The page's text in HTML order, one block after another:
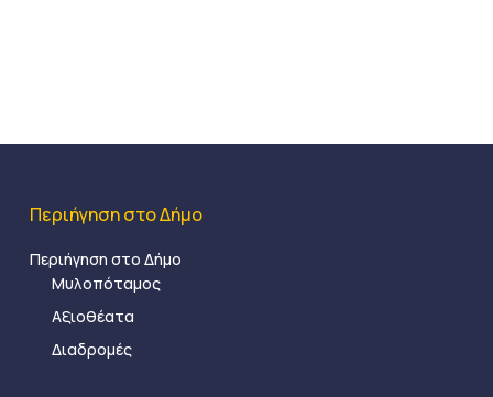
Περιήγηση στο Δήμο
Περιήγηση στο Δήμο
Μυλοπόταμος
Αξιοθέατα
Διαδρομές